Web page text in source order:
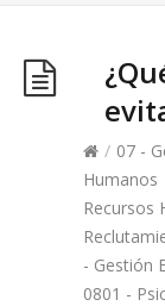
/ 07 -
Humanos
Recursos
- Gestión
0801 -